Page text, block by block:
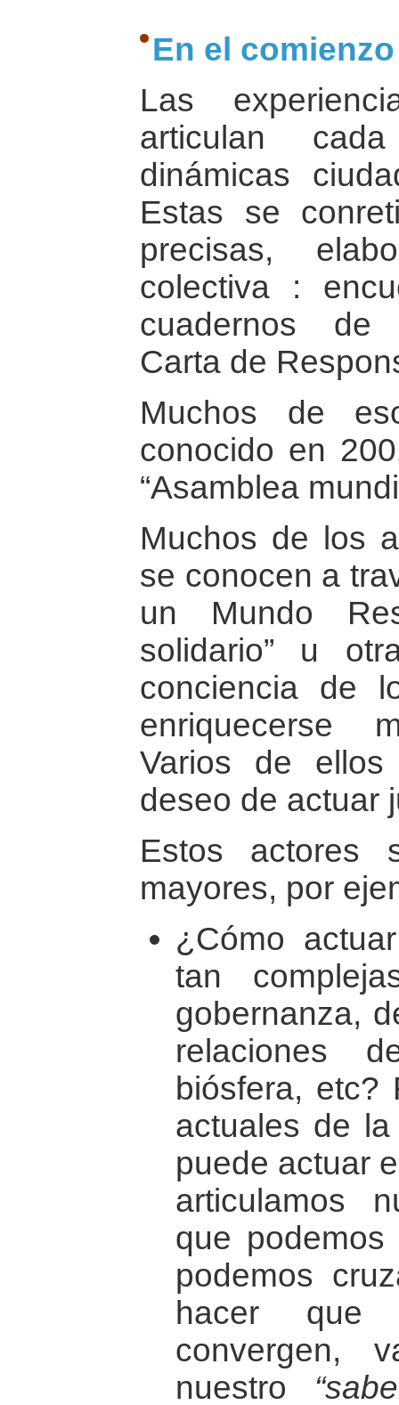
En el
Las
articulan
dinámicas
Estas se
precisas,
colectiva :
cuadernos de
Carta de
Muchos de
conocido en
“Asamblea
Muchos de los
se conocen a
un Mundo
solidario” u
conciencia de
enriquecerse
Varios de
deseo de actuar
Estos actores
mayores, por
¿Cómo
tan
gobernanza,
relaciones
biósfera, etc?
actuales de
puede actuar
articulamos
que
podemos
hacer que
convergen,
nuestro